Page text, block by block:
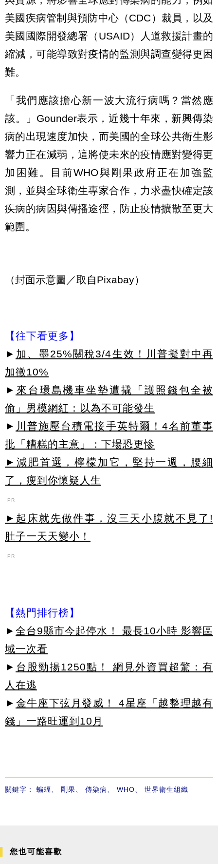
美國疾病管制與預防中心（CDC）裁員，以及
美國國際開發總署（USAID）人道救援計畫的
縮減，可能導致對疫情的監測與調查變得更困
難。
「我們應該擔心新一波大流行病嗎？當然應
該。」Gounder表示，近幾十年來，新興傳染
病的出現速度加快，而美國的全球公共衛生影
響力正在減弱，這將使未來的疫情應對變得更
加困難。目前WHO與剛果政府正在加強監
測，並與全球衛生專家合作，力求盡快確定該
疾病的病因與傳播途徑，防止疫情擴散至更大
範圍。
（封面示意圖／取自Pixabay）
【往下看更多】
► 加、墨25%關稅3/4生效！川普擬對中再
加徵10%
► 來台環島機車坐墊遭撬「護照錢包全被
偷」男模網紅：以為不可能發生
► 川普施壓台積電接手英特爾！4名前董事
批「糟糕的主意」：下場恐更慘
►減肥首選，檸檬加它，堅持一週，腰細
了，瘦到你懷疑人生
PR
►起床就先做件事，沒三天小腹就不見了!
肚子一天天變小！
PR
【熱門排行榜】
► 全台9縣市今起停水！ 最長10小時 影響區
域一次看
► 台股勁揚1250點！ 網見外資買超驚：有
人在逃
► 金牛座下弦月發威！ 4星座「越整理越有
錢」一路旺運到10月
關鍵字： 蝙蝠 剛果 傳染病 WHO 世界衛生組織
您也可能喜歡